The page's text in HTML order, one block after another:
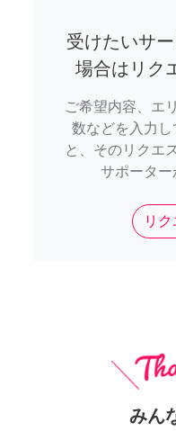
受けたいサ
場合はリク
ご希望内容、エ
数などを入力
と、そのリクエ
サポーター
リ
みん